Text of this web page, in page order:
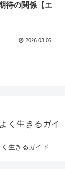
待の関係【エ
2026.03.06
く生きるガイ
生きるガイド.